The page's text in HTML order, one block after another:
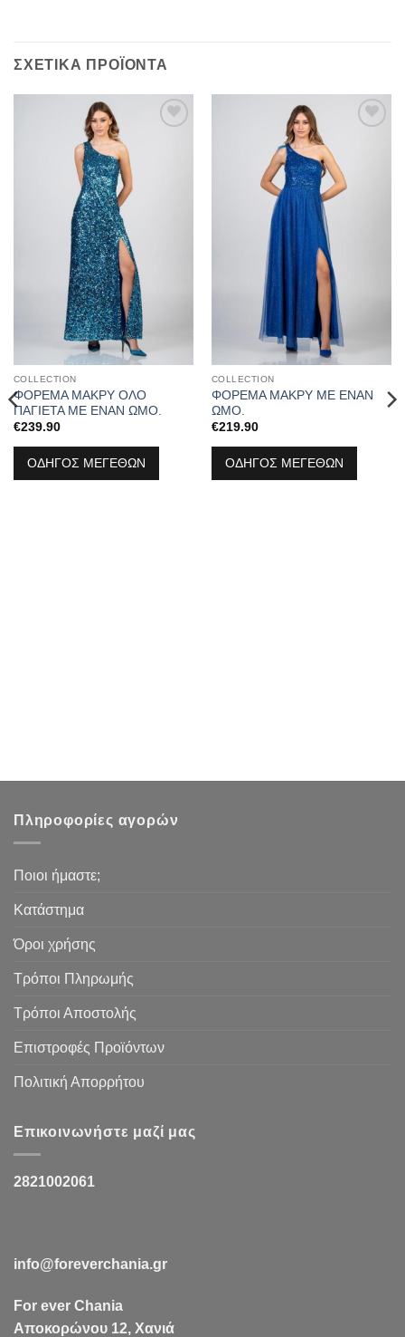
ΣΧΕΤΙΚΆ ΠΡΟΪΌΝΤΑ
αγαπημένα
COLLECTION
ΦΟΡΕΜΑ ΜΑΚΡΥ ΟΛΟ
ΠΑΓΙΕΤΑ ΜΕ ΕΝΑΝ ΩΜΟ.
€239.90
ΟΔΗΓΟΣ ΜΕΓΕΘΩΝ
αγαπημένα
COLLECTION
ΦΟΡΕΜΑ ΜΑΚΡΥ ΜΕ ΕΝΑΝ
ΩΜΟ.
€219.90
ΟΔΗΓΟΣ ΜΕΓΕΘΩΝ
Πληροφορίες αγορών
Ποιοι ήμαστε;
Κατάστημα
Όροι χρήσης
Τρόποι Πληρωμής
Τρόποι Αποστολής
Επιστροφές Προϊόντων
Πολιτική Απορρήτου
Επικοινωνήστε μαζί μας
2821002061
info@foreverchania.gr
For ever Chania
Αποκορώνου 12, Χανιά